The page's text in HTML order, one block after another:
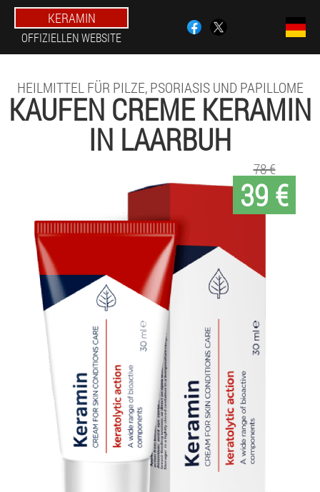
KERAMIN
OFFIZIELLEN WEBSITE
HEILMITTEL FÜR PILZE, PSORIASIS UND PAPILLOME
KAUFEN CREME KERAMIN
IN LAARBUH
39 €
78 €